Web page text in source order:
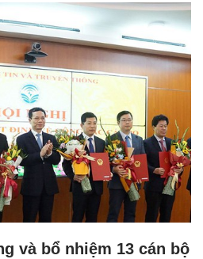
và bổ nhiệm 13 cán bộ